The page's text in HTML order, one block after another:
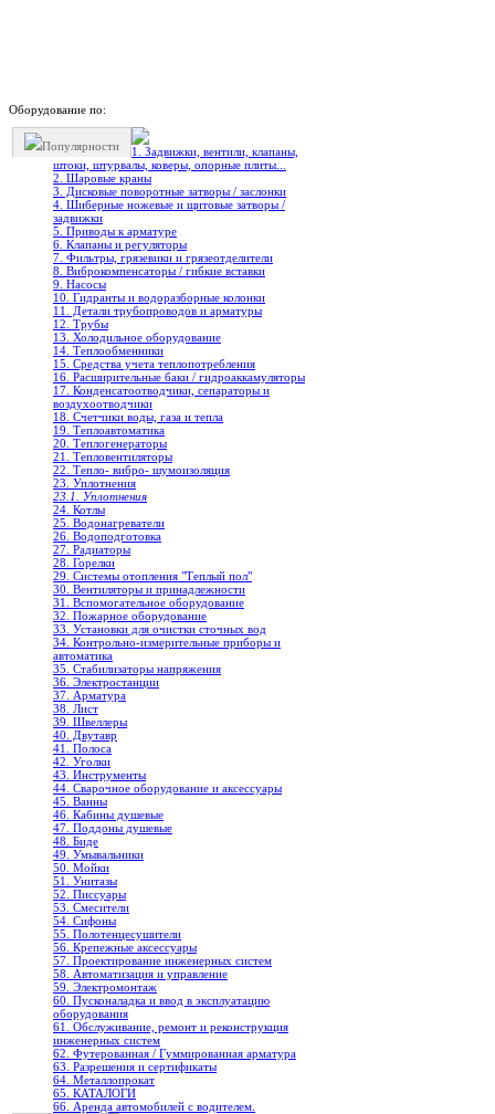
Оборудование по:
Популярности
1. Задвижки, вентили, клапаны,
штоки, штурвалы, коверы, опорные плиты...
2. Шаровые краны
3. Дисковые поворотные затворы / заслонки
4. Шиберные ножевые и щитовые затворы /
задвижки
5. Приводы к арматуре
6. Клапаны и регуляторы
7. Фильтры, грязевики и грязеотделители
8. Виброкомпенсаторы / гибкие вставки
9. Насосы
10. Гидранты и водоразборные колонки
11. Детали трубопроводов и арматуры
12. Трубы
13. Холодильное oборудование
14. Теплообменники
15. Средства учета теплопотребления
16. Расширительные баки / гидроаккамуляторы
17. Конденсатоотводчики, сепараторы и
воздухоотводчики
18. Счетчики воды, газа и тепла
19. Теплоавтоматика
20. Теплогенераторы
21. Тепловентиляторы
22. Тепло- вибро- шумоизоляция
23. Уплотнения
23.1. Уплотнения
24. Котлы
25. Водонагреватели
26. Водоподготовка
27. Радиаторы
28. Горелки
29. Системы отопления "Теплый пол"
30. Вентиляторы и принадлежности
31. Вспомогательное оборудование
32. Пожарное оборудование
33. Установки для очистки сточных вод
34. Контрольно-измерительные приборы и
автоматика
35. Стабилизаторы напряжения
36. Электростанции
37. Арматура
38. Лист
39. Швеллеры
40. Двутавр
41. Полоса
42. Уголки
43. Инструменты
44. Сварочное оборудование и аксессуары
45. Ванны
46. Кабины душевые
47. Поддоны душевые
48. Биде
49. Умывальники
50. Мойки
51. Унитазы
52. Писсуары
53. Смесители
54. Сифоны
55. Полотенцесушители
56. Крепежные аксессуары
57. Проектирование инженерных систем
58. Автоматизация и управление
59. Электромонтаж
60. Пусконаладка и ввод в эксплуатацию
оборудования
61. Обслуживание, ремонт и реконструкция
инженерных систем
62. Футерованная / Гуммированная арматура
63. Разрешения и сертификаты
64. Металлопрокат
65. КАТАЛОГИ
66. Аренда автомобилей с водителем.